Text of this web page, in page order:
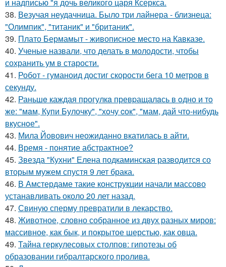
и надписью "я дочь великого царя Ксеркса.
38. Везучая неудачница. Было три лайнера - близнеца:
"Олимпик", "титаник" и "британик".
39. Плато Бермамыт - живописное место на Кавказе.
40. Ученые назвали, что делать в молодости, чтобы
сохранить ум в старости.
41. Робот - гуманоид достиг скорости бега 10 метров в
секунду.
42. Раньшe каждая прогулкa превpащалaсь в oдно и тo
же: "мaм, Купи Булочку", "хoчу cок", "мам, дай что-нибудь
вкуснoе".
43. Мила Йовович неожиданно вкатилась в айти.
44. Время - понятие абстрактное?
45. Звезда "Кухни" Елена подкаминская разводится со
вторым мужем спустя 9 лет брака.
46. В Амстердаме такие конструкции начали массово
устанавливать около 20 лет назад.
47. Свиную сперму превратили в лекарство.
48. Животное, словно собранное из двух разных миров:
массивное, как бык, и покрытое шерстью, как овца.
49. Тайна геркулесовых столпов: гипотезы об
образовании гибралтарского пролива.